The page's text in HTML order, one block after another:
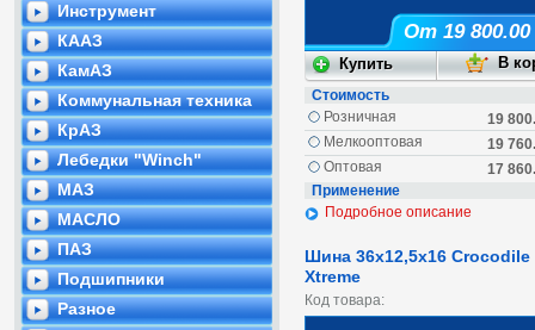
Инструмент
КААЗ
КамАЗ
Коммунальная техника
КрАЗ
Лебедки "Winch"
МАЗ
МАСЛО
ПАЗ
Подшипники
Разное
От 19 800.00
Стоимость
19
Розничная
19
Мелкооптовая
17
Оптовая
Применение
Подробное описание
Шина 36x12,5x16 Crocodile
Xtreme
Код товара: